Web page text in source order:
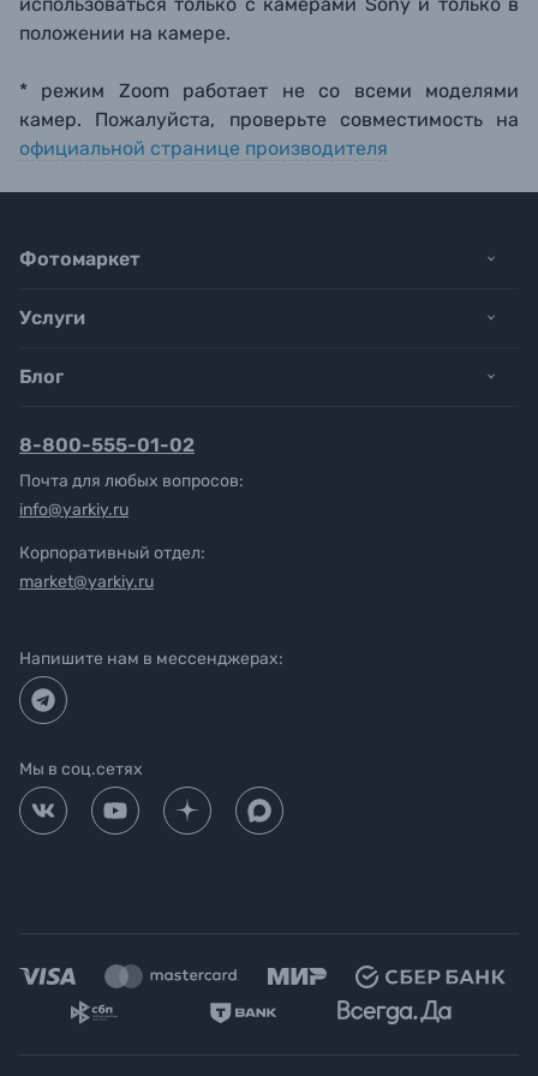
положении на камере.
* режим Zoom работает не со всеми моделями
камер. Пожалуйста, проверьте совместимость на
официальной странице производителя
Фотомаркет
Услуги
Блог
8-800-555-01-02
Почта для любых вопросов:
info@yarkiy.ru
Корпоративный отдел:
market@yarkiy.ru
Напишите нам в мессенджерах:
Мы в соц.сетях